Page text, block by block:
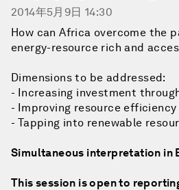
2014年5月9日 14:30
How can Africa overcome the
energy-resource rich and
Dimensions to be addressed:
- Increasing investment
- Improving resource efficiency
- Tapping into renewable
Simultaneous interpretation in
This session is open to